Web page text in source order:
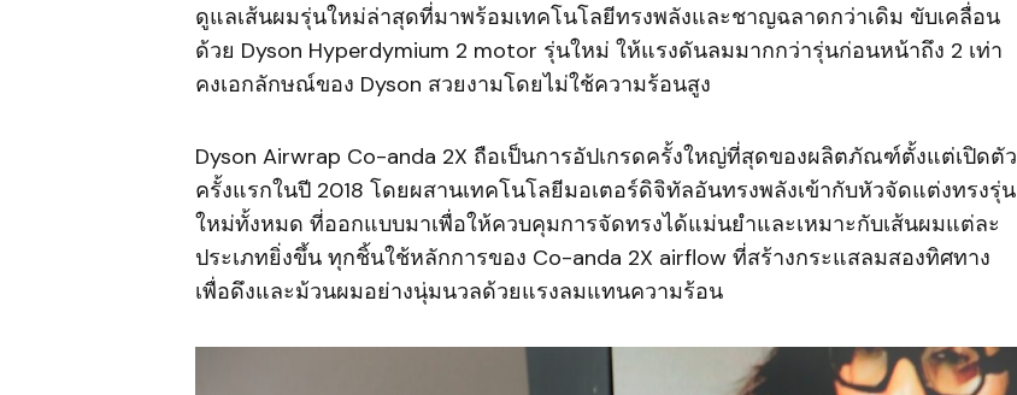
ดูแลเส้นผมรุ่นใหม่ล่าสุดที่มาพร้อมเทคโนโลยีทรงพลังและชาญฉลาดกว่าเดิม ขับเคลื่อน
ด้วย Dyson Hyperdymium 2 motor รุ่นใหม่ ให้แรงดันลมมากกว่ารุ่นก่อนหน้าถึง 2 เท่า
คงเอกลักษณ์ของ Dyson สวยงามโดยไม่ใช้ความร้อนสูง
Dyson Airwrap Co-anda 2X ถือเป็นการอัปเกรดครั้งใหญ่ที่สุดของผลิตภัณฑ์ตั้งแต่เปิดตัว
ครั้งแรกในปี 2018 โดยผสานเทคโนโลยีมอเตอร์ดิจิทัลอันทรงพลังเข้ากับหัวจัดแต่งทรงรุ่น
ใหม่ทั้งหมด ที่ออกแบบมาเพื่อให้ควบคุมการจัดทรงได้แม่นยำและเหมาะกับเส้นผมแต่ละ
ประเภทยิ่งขึ้น ทุกชิ้นใช้หลักการของ Co-anda 2X airflow ที่สร้างกระแสลมสองทิศทาง
เพื่อดึงและม้วนผมอย่างนุ่มนวลด้วยแรงลมแทนความร้อน